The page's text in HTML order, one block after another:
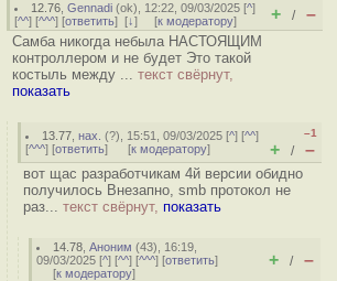
12.76 ,Gennadi (ok), 12:22, 09/03/2025 [^]
[^^] [^^^] [ответить] [↓] [к модератору] + / –
Самба никогда небыла НАСТОЯЩИМ
контроллером и не будет Это такой
костыль между ... текст свёрнут,
показать
13.77 ,нах. (?), 15:51, 09/03/2025 [^] [^^]
[^^^] [ответить] [к модератору]
–1
+ / –
вот щас разработчикам 4й версии обидно
получилось Внезапно, smb протокол не
раз... текст свёрнут, показать
14.78 ,Аноним (43), 16:19,
09/03/2025 [^] [^^] [^^^] [ответить]
[к модератору]
+ / –